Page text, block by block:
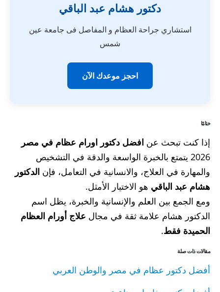
دكتور هشام عبد الباقي
استشاري جراحة العظام و المفاصل فى جامعة عين
شمس
احجز موعدك الآن
ختامًا
إذا كنت تبحث عن افضل دكتور اورام عظام في مصر
2026 يتمتع بالخبرة الواسعة والدقة في التشخيص
والمهارة في العلاج، والانسانية في التعامل، فإن الدكتور
هشام عبد الباقي هو الاختيار الأمثل.
ومع الجمع بين العلم والإنسانية والخبرة، يظل اسم
الدكتور هشام علامة ثقة في مجال علاج أورام العظام
الحميدة فقط.
مقالات ذات صلة
أفضل دكتور عظام في مصر والوطن العربي